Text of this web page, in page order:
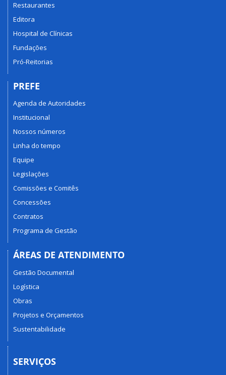
Restaurantes
Editora
Hospital de Clínicas
Fundações
Pró-Reitorias
PREFE
Agenda de Autoridades
Institucional
Nossos números
Linha do tempo
Equipe
Legislações
Comissões e Comitês
Concessões
Contratos
Programa de Gestão
ÁREAS DE ATENDIMENTO
Gestão Documental
Logística
Obras
Projetos e Orçamentos
Sustentabilidade
SERVIÇOS